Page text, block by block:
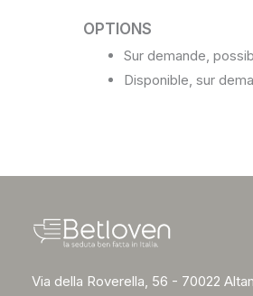
OPTIONS
Sur demande,
Disponible, sur
Via della Roverella, 56 - 70022